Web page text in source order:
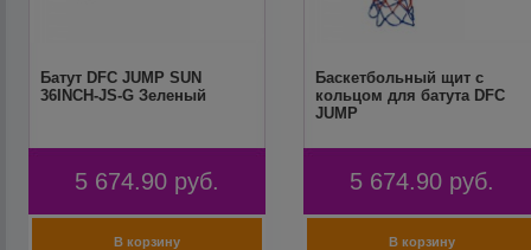
Батут DFC JUMP SUN
36INCH-JS-G Зеленый
5 674.90 руб.
Баскетбольный щит с
кольцом для батута DFC
JUMP
5 674.90 руб.